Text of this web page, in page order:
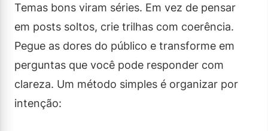
Temas bons viram séries. Em vez de pensar
em posts soltos, crie trilhas com coerência.
Pegue as dores do público e transforme em
perguntas que você pode responder com
clareza. Um método simples é organizar por
intenção: